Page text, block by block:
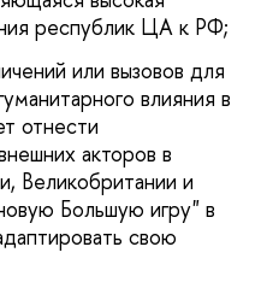
республик ЦА к РФ;
или вызовов для
влияния в
отнести
акторов в
Великобритании и
Большую игру" в
свою